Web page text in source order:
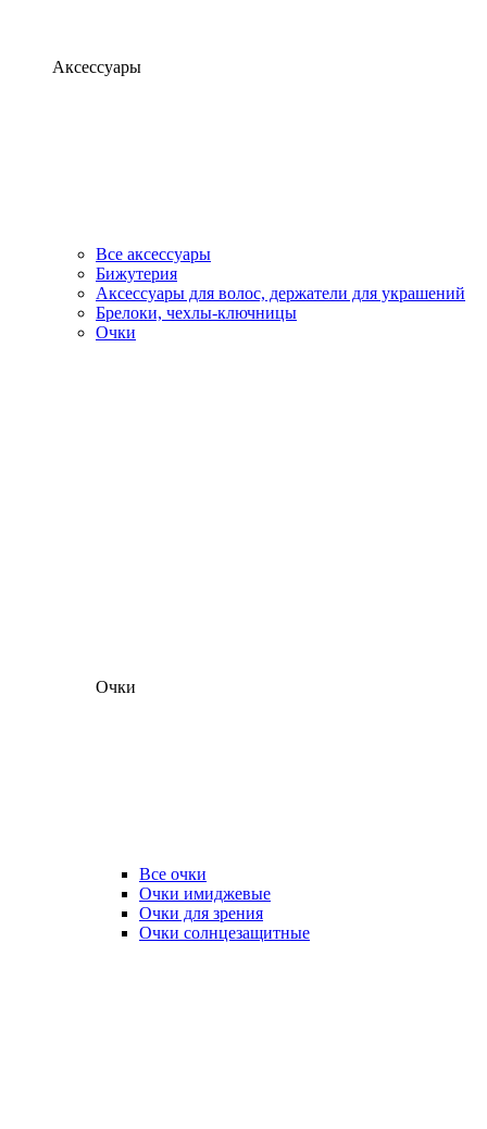
Аксессуары
Все аксессуары
Бижутерия
Аксессуары для волос, держатели для украшений
Брелоки, чехлы-ключницы
Очки
Очки
Все очки
Очки имиджевые
Очки для зрения
Очки солнцезащитные